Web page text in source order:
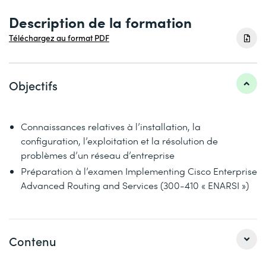
Description de la formation
Téléchargez au format PDF
Objectifs
Connaissances relatives à l’installation, la
configuration, l’exploitation et la résolution de
problèmes d’un réseau d’entreprise
Préparation à l’examen Implementing Cisco Enterprise
Advanced Routing and Services (300-410 « ENARSI »)
Contenu